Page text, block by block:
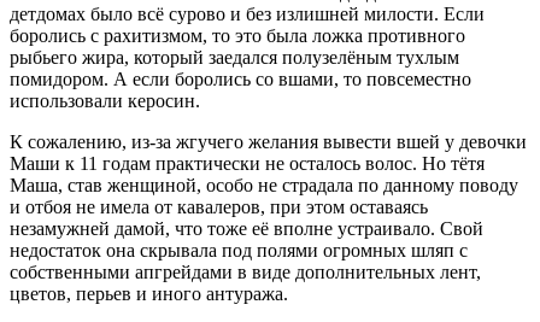
детдомах было всё сурово и без излишней милости. Если
боролись с рахитизмом, то это была ложка противного
рыбьего жира, который заедался полузелёным тухлым
помидором. А если боролись со вшами, то повсеместно
использовали керосин.
К сожалению, из-за жгучего желания вывести вшей у девочки
Маши к 11 годам практически не осталось волос. Но тётя
Маша, став женщиной, особо не страдала по данному поводу
и отбоя не имела от кавалеров, при этом оставаясь
незамужней дамой, что тоже её вполне устраивало. Свой
недостаток она скрывала под полями огромных шляп с
собственными апгрейдами в виде дополнительных лент,
цветов, перьев и иного антуража.